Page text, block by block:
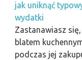
jak uniknąć
wydatki
Zastanawiasz
blatem
podczas jej